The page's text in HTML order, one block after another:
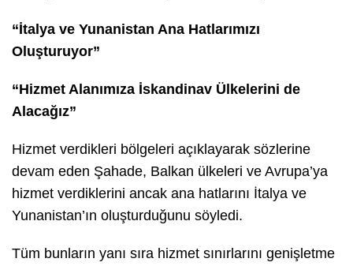
“İtalya ve Yunanistan Ana Hatlarımızı
Oluşturuyor”
“Hizmet Alanımıza İskandinav Ülkelerini de
Alacağız”
Hizmet verdikleri bölgeleri açıklayarak sözlerine
devam eden Şahade, Balkan ülkeleri ve Avrupa’ya
hizmet verdiklerini ancak ana hatlarını İtalya ve
Yunanistan’ın oluşturduğunu söyledi.
Tüm bunların yanı sıra hizmet sınırlarını genişletme